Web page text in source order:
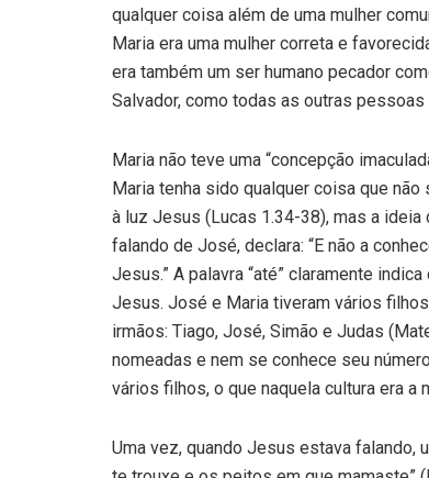
qualquer coisa além de uma mulher
Maria era uma mulher correta e
era também um ser humano pecador
Salvador, como todas as outras
Maria não teve uma “concepção
Maria tenha sido qualquer coisa que
à luz Jesus (Lucas 1.34-38), mas a
falando de José, declara: “E não a
Jesus.” A palavra “até” claramente
Jesus. José e Maria tiveram vários
irmãos: Tiago, José, Simão e Judas
nomeadas e nem se conhece seu
vários filhos, o que naquela cultura era a
Uma vez, quando Jesus estava falando,